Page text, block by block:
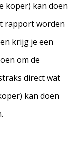
koper) kan doen
rapport worden
krijg je een
om de
direct wat
kan doen